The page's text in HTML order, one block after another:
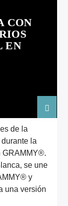
CON
EN
de la
la
GRAMMY®.
se une
y
una versión